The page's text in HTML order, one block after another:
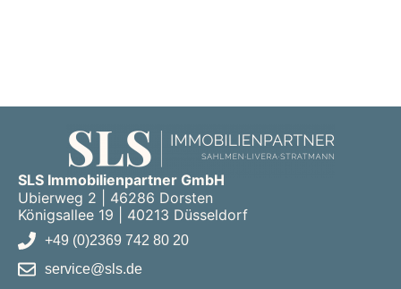
SLS Immobilienpartner GmbH
Ubierweg 2 | 46286 Dorsten
Königsallee 19 | 40213 Düsseldorf
+49 (0)2369 742 80 20
service@sls.de